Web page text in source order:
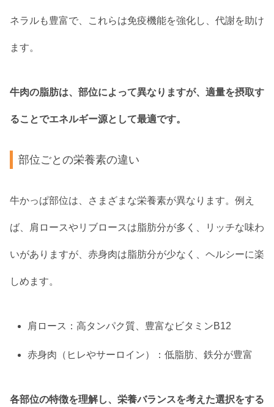
ネラルも豊富で、これらは免疫機能を強化し、代謝を助け
ます。
牛肉の脂肪は、部位によって異なりますが、適量を摂取す
ることでエネルギー源として最適です。
部位ごとの栄養素の違い
牛かっぱ部位は、さまざまな栄養素が異なります。例え
ば、肩ロースやリブロースは脂肪分が多く、リッチな味わ
いがありますが、赤身肉は脂肪分が少なく、ヘルシーに楽
しめます。
肩ロース：高タンパク質、豊富なビタミンB12
赤身肉（ヒレやサーロイン）：低脂肪、鉄分が豊富
各部位の特徴を理解し、栄養バランスを考えた選択をする